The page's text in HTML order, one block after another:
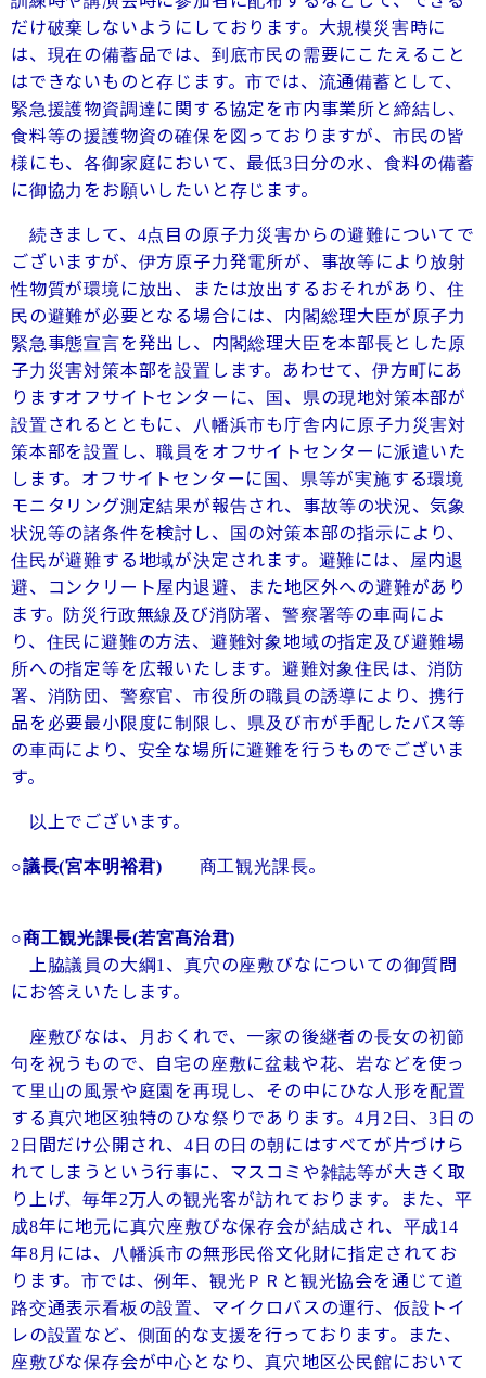
だけ破棄しないようにしております。大規模災害時に
は、現在の備蓄品では、到底市民の需要にこたえること
はできないものと存じます。市では、流通備蓄として、
緊急援護物資調達に関する協定を市内事業所と締結し、
食料等の援護物資の確保を図っておりますが、市民の皆
様にも、各御家庭において、最低3日分の水、食料の備蓄
に御協力をお願いしたいと存じます。
続きまして、
4点目の原子力災害からの避難についてで
ございますが、伊方原子力発電所が、事故等により放射
性物質が環境に放出、または放出するおそれがあり、住
民の避難が必要となる場合には、内閣総理大臣が原子力
緊急事態宣言を発出し、内閣総理大臣を本部長とした原
子力災害対策本部を設置します。あわせて、伊方町にあ
りますオフサイトセンターに、国、県の現地対策本部が
設置されるとともに、八幡浜市も庁舎内に原子力災害対
策本部を設置し、職員をオフサイトセンターに派遣いた
します。オフサイトセンターに国、県等が実施する環境
モニタリング測定結果が報告され、事故等の状況、気象
状況等の諸条件を検討し、国の対策本部の指示により、
住民が避難する地域が決定されます。避難には、屋内退
避、コンクリート屋内退避、また地区外への避難があり
ます。防災行政無線及び消防署、警察署等の車両によ
り、住民に避難の方法、避難対象地域の指定及び避難場
所への指定等を広報いたします。避難対象住民は、消防
署、消防団、警察官、市役所の職員の誘導により、携行
品を必要最小限度に制限し、県及び市が手配したバス等
の車両により、安全な場所に避難を行うものでございま
す。
以上でございます。
○議長(宮本明裕君) 商工観光課長。
○商工観光課長(若宮髙治君)
上脇議員の大綱1 、真穴の座敷びなについての御質問
にお答えいたします。
座敷びなは、月おくれで、一家の後継者の長女の初節
句を祝うもので、自宅の座敷に盆栽や花、岩などを使っ
て里山の風景や庭園を再現し、その中にひな人形を配置
する真穴地区独特のひな祭りであります。4月 2 日、3日の
2 日間だけ公開され、4日の日の朝にはすべてが片づけら
れてしまうという行事に、マスコミや雑誌等が大きく取
り上げ、毎年2万人の観光客が訪れております。また、平
成8年に地元に真穴座敷びな保存会が結成され、平成14
年8月には、八幡浜市の無形民俗文化財に指定されてお
ります。市では、例年、観光ＰＲと観光協会を通じて道
路交通表示看板の設置、マイクロバスの運行、仮設トイ
レの設置など、側面的な支援を行っております。また、
座敷びな保存会が中心となり、真穴地区公民館において